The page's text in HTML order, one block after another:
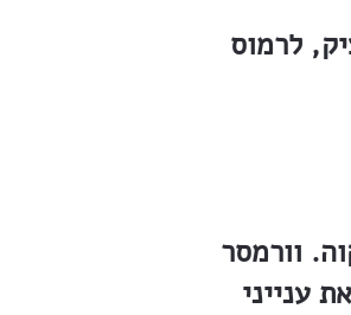
לרמוס
וורמסר
ענייני